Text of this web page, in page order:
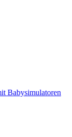
Babysimulatoren